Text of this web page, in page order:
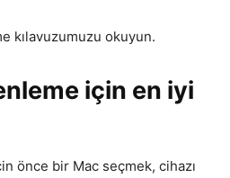
kılavuzumuzu okuyun.
için en iyi
önce bir Mac seçmek, cihazı